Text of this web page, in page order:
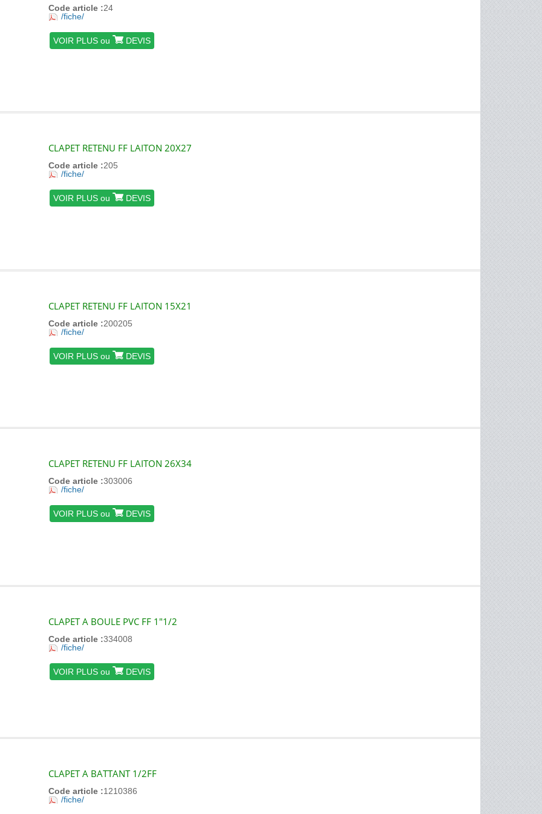
Code article :24
/fiche/
VOIR PLUS ou DEVIS
CLAPET RETENU FF LAITON 20X27
Code article :205
/fiche/
VOIR PLUS ou DEVIS
CLAPET RETENU FF LAITON 15X21
Code article :200205
/fiche/
VOIR PLUS ou DEVIS
CLAPET RETENU FF LAITON 26X34
Code article :303006
/fiche/
VOIR PLUS ou DEVIS
CLAPET A BOULE PVC FF 1"1/2
Code article :334008
/fiche/
VOIR PLUS ou DEVIS
CLAPET A BATTANT 1/2FF
Code article :1210386
/fiche/